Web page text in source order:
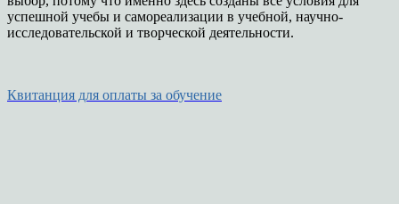
успешной учебы и самореализации в учебной, научно-
исследовательской и творческой деятельности.
Квитанция для оплаты за обучение